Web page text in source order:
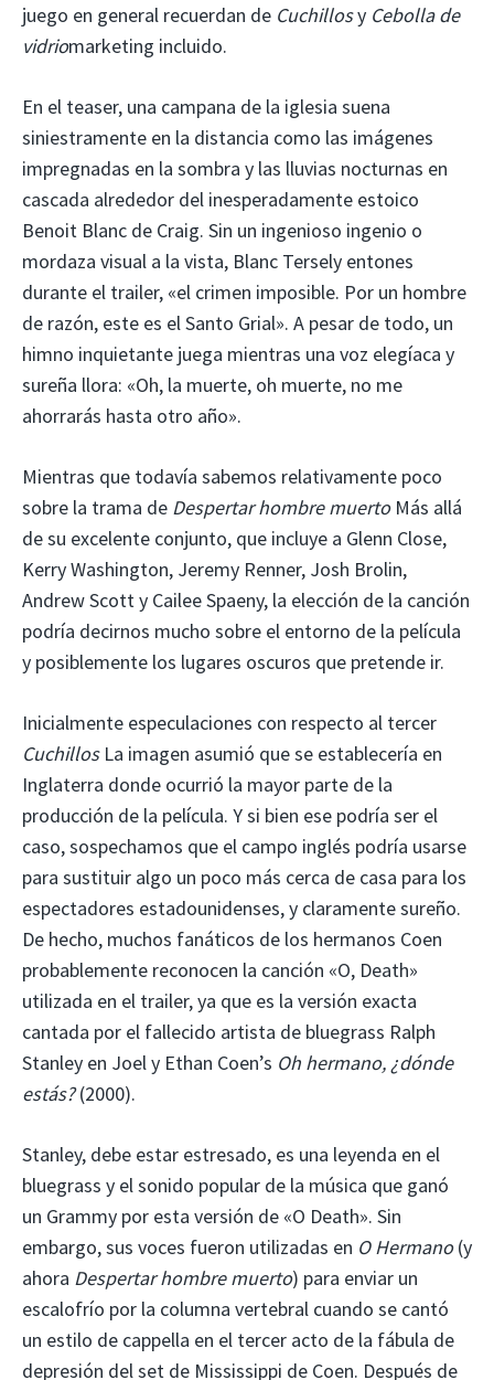
juego en general recuerdan de Cuchillosy Cebolla de
vidriomarketing incluido.
En el teaser, una campana de la iglesia suena
siniestramente en la distancia como las imágenes
impregnadas en la sombra y las lluvias nocturnas en
cascada alrededor del inesperadamente estoico
Benoit Blanc de Craig. Sin un ingenioso ingenio o
mordaza visual a la vista, Blanc Tersely entones
durante el trailer, «el crimen imposible. Por un hombre
de razón, este es el Santo Grial». A pesar de todo, un
himno inquietante juega mientras una voz elegíaca y
sureña llora: «Oh, la muerte, oh muerte, no me
ahorrarás hasta otro año».
Mientras que todavía sabemos relativamente poco
sobre la trama de Despertar hombre muertoMás allá
de su excelente conjunto, que incluye a Glenn Close,
Kerry Washington, Jeremy Renner, Josh Brolin,
Andrew Scott y Cailee Spaeny, la elección de la canción
podría decirnos mucho sobre el entorno de la película
y posiblemente los lugares oscuros que pretende ir.
Inicialmente especulaciones con respecto al tercer
Cuchillos La imagen asumió que se establecería en
Inglaterra donde ocurrió la mayor parte de la
producción de la película. Y si bien ese podría ser el
caso, sospechamos que el campo inglés podría usarse
para sustituir algo un poco más cerca de casa para los
espectadores estadounidenses, y claramente sureño.
De hecho, muchos fanáticos de los hermanos Coen
probablemente reconocen la canción «O, Death»
utilizada en el trailer, ya que es la versión exacta
cantada por el fallecido artista de bluegrass Ralph
Stanley en Joel y Ethan Coen’s Oh hermano, ¿dónde
estás?(2000).
Stanley, debe estar estresado, es una leyenda en el
bluegrass y el sonido popular de la música que ganó
un Grammy por esta versión de «O Death». Sin
embargo, sus voces fueron utilizadas en O Hermano(y
ahora Despertar hombre muerto) para enviar un
escalofrío por la columna vertebral cuando se cantó
un estilo de cappella en el tercer acto de la fábula de
depresión del set de Mississippi de Coen. Después de